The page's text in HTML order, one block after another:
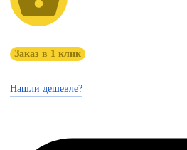
Заказ в 1 клик
Нашли дешевле?